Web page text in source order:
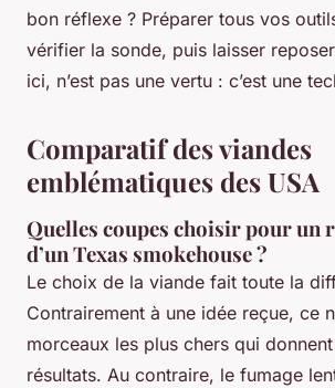
bon réflexe ? Préparer tous vos
vérifier la sonde, puis laisser
ici, n’est pas une vertu : c’est une
Comparatif des viandes
emblématiques des USA
Quelles coupes choisir pour un
d’un Texas smokehouse ?
Le choix de la viande fait toute la
Contrairement à une idée reçue, ce
morceaux les plus chers qui
résultats. Au contraire, le fumage